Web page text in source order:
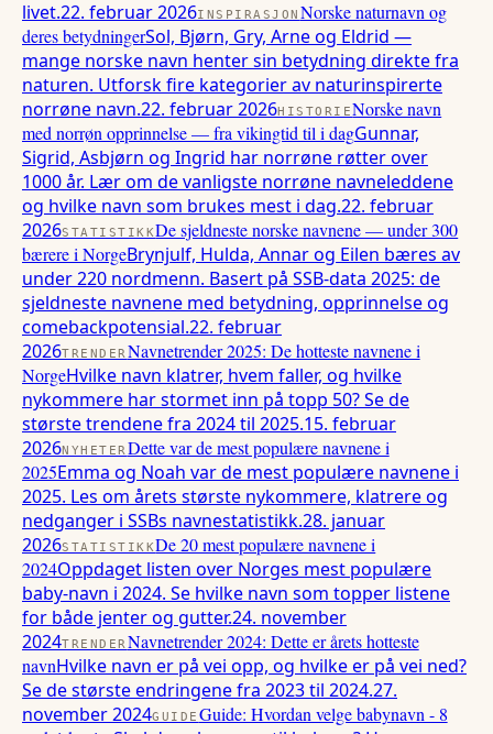
livet.22. februar 2026INSPIRASJON Norske naturnavn og
deres betydningerSol, Bjørn, Gry, Arne og Eldrid —
mange norske navn henter sin betydning direkte fra
naturen. Utforsk fire kategorier av naturinspirerte
norrøne navn.22. februar 2026HISTORIENorske navn
med norrøn opprinnelse — fra vikingtid til i dagGunnar,
Sigrid, Asbjørn og Ingrid har norrøne røtter over
1000 år. Lær om de vanligste norrøne navneleddene
og hvilke navn som brukes mest i dag.22. februar
2026STATISTIKKDe sjeldneste norske navnene — under 300
bærere i NorgeBrynjulf, Hulda, Annar og Eilen bæres av
under 220 nordmenn. Basert på SSB-data 2025: de
sjeldneste navnene med betydning, opprinnelse og
comebackpotensial.22. februar
2026TRENDERNavnetrender 2025: De hotteste navnene i
NorgeHvilke navn klatrer, hvem faller, og hvilke
nykommere har stormet inn på topp 50? Se de
største trendene fra 2024 til 2025.15. februar
2026NYHETERDette var de mest populære navnene i
2025Emma og Noah var de mest populære navnene i
2025. Les om årets største nykommere, klatrere og
nedganger i SSBs navnestatistikk.28. januar
2026STATISTIKKDe 20 mest populære navnene i
2024Oppdaget listen over Norges mest populære
baby-navn i 2024. Se hvilke navn som topper listene
for både jenter og gutter.24. november
2024TRENDERNavnetrender 2024: Dette er årets hotteste
navnHvilke navn er på vei opp, og hvilke er på vei ned?
Se de største endringene fra 2023 til 2024.27.
november 2024GUIDE Guide: Hvordan velge babynavn - 8